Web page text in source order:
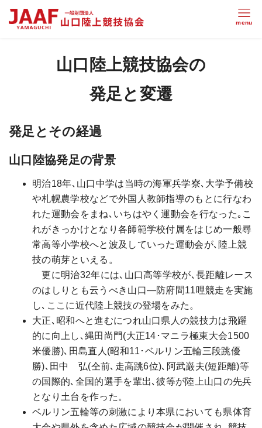
山口陸上競技協会の
発足と変遷
発足とその経過
山口陸協発足の背景
明治18年､山口中学は当時の海軍兵学寮､大学予備校
や札幌農学校などで外国人教師指導のもとに行なわ
れた運動会をまね､いちはやく運動会を行なった｡こ
れがきっかけとなり各師範学校付属をはじめ一般尋
常高等小学校へと波及していった運動会が､陸上競
技の萌芽といえる。
更に明治32年には､山口高等学校が､長距離レース
のはしりとも云うべき山口―防府間11哩競走を実施
し､ここに近代陸上競技の登場をみた。
大正､昭和へと進むにつれ山口県人の競技力は飛躍
的に向上し､縄田尚門(大正14･マニラ極東大会1500
米優勝)､田島直人(昭和11･ベルリン五輪三段跳優
勝)､田中 弘(仝前､走高跳6位)､阿武巌夫(短距離)等
の国際的､全国的選手を輩出､彼等が陸上山口の先兵
となり土台を作った。
ベルリン五輪等の刺激により本県においても県体育